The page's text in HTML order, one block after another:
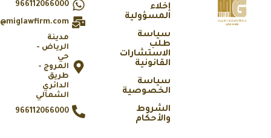
إخلاء
المسؤولية
سياسة
طلب
الاستشارات
القانونية
سياسة
الخصوصية
الشروط
والأحكام
966112066000
info@miglawfirm.com
مدينة
الرياض -
المروج -
طريق
الدائري
الشمالي
966112066000